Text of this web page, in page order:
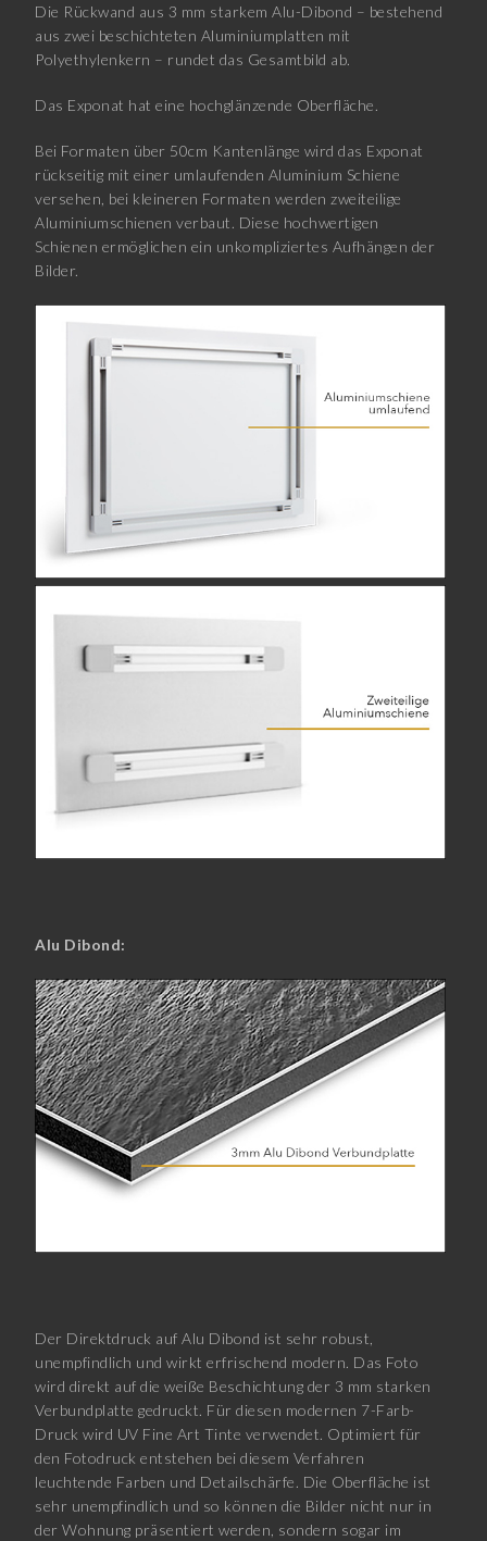
Die Rückwand aus 3 mm starkem Alu-Dibond – bestehend
aus zwei beschichteten Aluminiumplatten mit
Polyethylenkern – rundet das Gesamtbild ab.
Das Exponat hat eine hochglänzende Oberfläche.
Bei Formaten über 50cm Kantenlänge wird das Exponat
rückseitig mit einer umlaufenden Aluminium Schiene
versehen, bei kleineren Formaten werden zweiteilige
Aluminiumschienen verbaut. Diese hochwertigen
Schienen ermöglichen ein unkompliziertes Aufhängen der
Bilder.
Alu Dibond:
Der Direktdruck auf Alu Dibond ist sehr robust,
unempfindlich und wirkt erfrischend modern. Das Foto
wird direkt auf die weiße Beschichtung der 3 mm starken
Verbundplatte gedruckt. Für diesen modernen 7-Farb-
Druck wird UV Fine Art Tinte verwendet. Optimiert für
den Fotodruck entstehen bei diesem Verfahren
leuchtende Farben und Detailschärfe. Die Oberfläche ist
sehr unempfindlich und so können die Bilder nicht nur in
der Wohnung präsentiert werden, sondern sogar im